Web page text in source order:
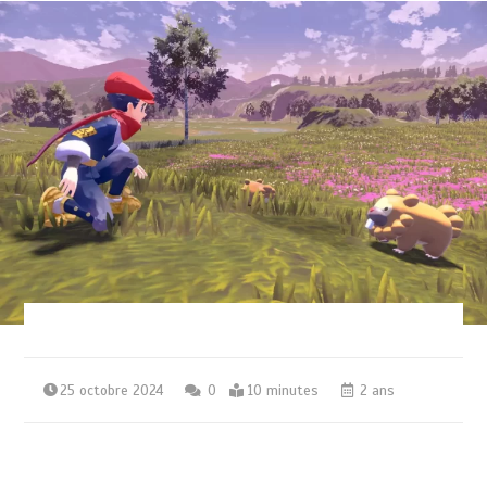
25 octobre 2024 0 10 minutes 2 ans